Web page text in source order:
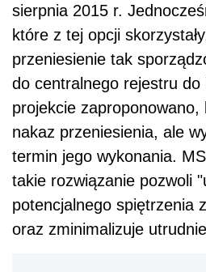
sierpnia 2015 r.
które z tej opcji
przeniesienie tak
do centralnego rejestru
projekcie zaproponowano,
nakaz przeniesienia, ale
termin jego wykonania.
takie rozwiązanie pozwoli
potencjalnego spiętrzenia
oraz zminimalizuje